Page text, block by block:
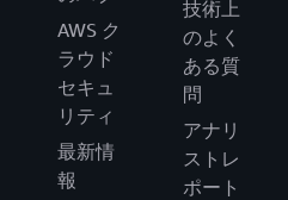
AWS ク
ラウド
セキュ
リティ
最新情
報
技術上
のよく
ある質
問
アナリ
ストレ
ポート